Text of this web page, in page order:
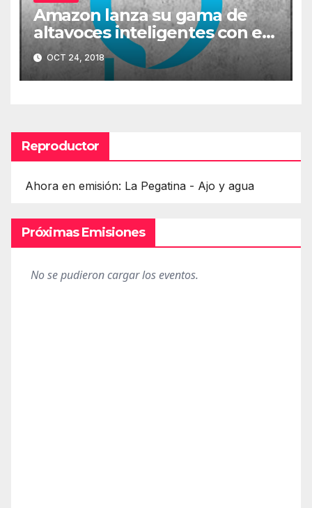
Amazon lanza su gama de
altavoces inteligentes con el
asistente Alexa
OCT 24, 2018
Reproductor
Ahora en emisión: La Pegatina - Ajo y agua
Próximas Emisiones